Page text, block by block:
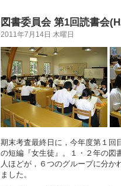
図書委員会 第1回読書会
2011年7月14日 木曜日
期末考査最終日に，今年度第１回
の短編『女生徒』。１・２年の図
人ほどが，６つのグループに分か
ました。